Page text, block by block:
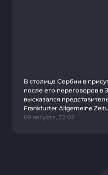
В столице Сербии в
после его переговоров в
высказался
Frankfurter Allgemeine
09 августа, 22:03